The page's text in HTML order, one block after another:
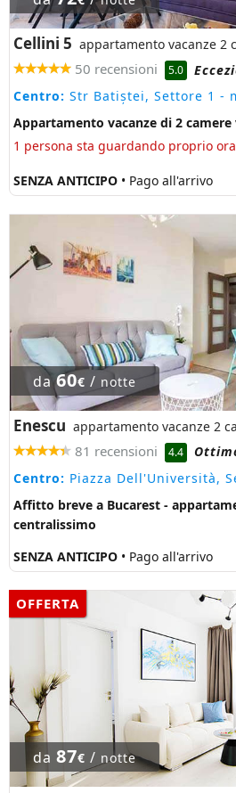
Cellini 5 appartamento vacanze 2
50 recensioni 5.0
Centro: Str Batiștei, Settore 1 -
Appartamento vacanze di 2
1 persona sta guardando proprio ora
SENZA ANTICIPO • Pago all'arrivo
da60€ / notte
Enescu appartamento vacanze 2
81 recensioni 4.4
Centro: Piazza Dell'Università,
Affitto breve a Bucarest -
centralissimo
SENZA ANTICIPO • Pago all'arrivo
OFFERTA
da 87€ / notte